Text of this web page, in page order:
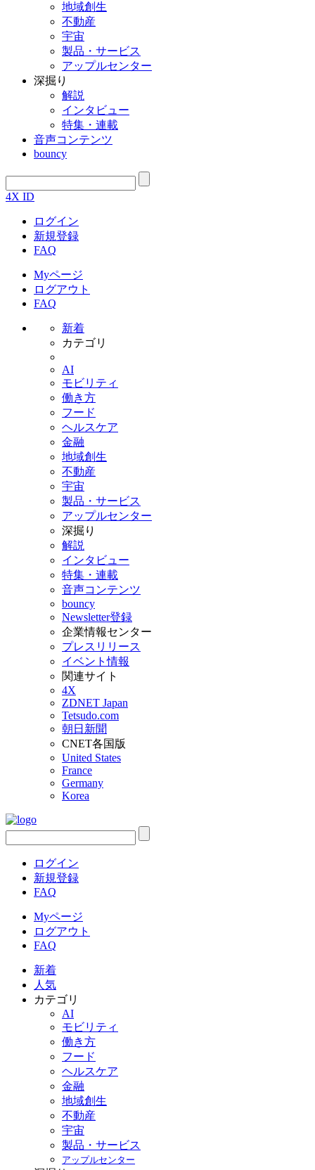
地域創生
不動産
宇宙
製品・サービス
アップルセンター
深掘り
解説
インタビュー
特集・連載
音声コンテンツ
bouncy
4X ID
ログイン
新規登録
FAQ
Myページ
ログアウト
FAQ
新着
カテゴリ
AI
モビリティ
働き方
フード
ヘルスケア
金融
地域創生
不動産
宇宙
製品・サービス
アップルセンター
深掘り
解説
インタビュー
特集・連載
音声コンテンツ
bouncy
Newsletter登録
企業情報センター
プレスリリース
イベント情報
関連サイト
4X
ZDNET Japan
Tetsudo.com
朝日新聞
CNET各国版
United States
France
Germany
Korea
ログイン
新規登録
FAQ
Myページ
ログアウト
FAQ
新着
人気
カテゴリ
AI
モビリティ
働き方
フード
ヘルスケア
金融
地域創生
不動産
宇宙
製品・サービス
アップルセンター